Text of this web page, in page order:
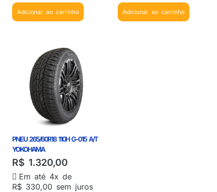
Adicionar ao carrinho Adicionar ao carrinho
PNEU 265/60R18 110H G-015 A/T
YOKOHAMA
R$ 1.320,00
Em até 4x de
R$ 330,00 sem juros